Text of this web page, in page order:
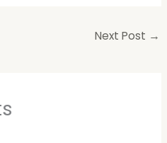
Next Post →